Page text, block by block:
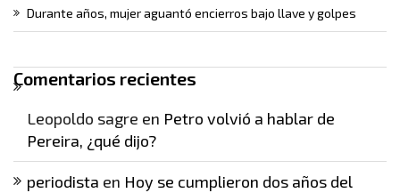
Durante años, mujer aguantó encierros bajo llave y golpes
Comentarios recientes
Leopoldo sagre en Petro volvió a hablar de
Pereira, ¿qué dijo?
periodista en Hoy se cumplieron dos años del